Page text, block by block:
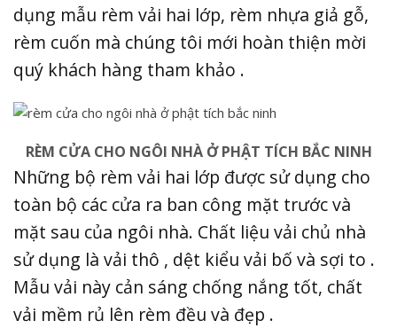
dụng mẫu rèm vải hai lớp, rèm nhựa giả gỗ,
rèm cuốn mà chúng tôi mới hoàn thiện mời
quý khách hàng tham khảo .
RÈM CỬA CHO NGÔI NHÀ Ở PHẬT TÍCH BẮC NINH
Những bộ rèm vải hai lớp được sử dụng cho
toàn bộ các cửa ra ban công mặt trước và
mặt sau của ngôi nhà. Chất liệu vải chủ nhà
sử dụng là vải thô , dệt kiểu vải bố và sợi to .
Mẫu vải này cản sáng chống nắng tốt, chất
vải mềm rủ lên rèm đều và đẹp .